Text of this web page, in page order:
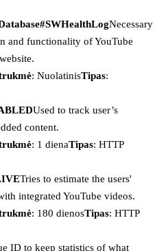
Necessary
and functionality of YouTube
: NuolatinisTipas:
Used to track user’s
content.
: 1 dienaTipas: HTTP
Tries to estimate the users'
integrated YouTube videos.
: 180 dienosTipas: HTTP
ID to keep statistics of what